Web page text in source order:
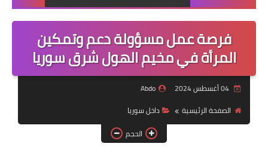
القائمة
مناقصات
فرص عمل داخل سوريا
فرص عمل في العراق
فرص عمل في اليمن
فرصة عمل مسؤولة دعم وتمكين
المرأة في مخيم الهول شرق سوريا
04 أغسطس 2024
Abdo
الصفحة الرئيسية
داخل سوريا
الحجم